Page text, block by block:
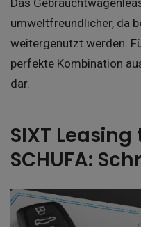
Das
umweltfreundlicher, da
weitergenutzt werden.
perfekte Kombination
dar.
SIXT
SCHUFA: